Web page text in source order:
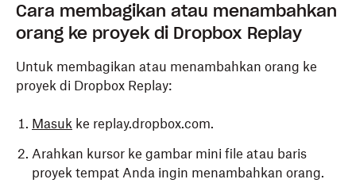
Cara membagikan atau menambahkan
orang ke proyek di Dropbox Replay
Untuk membagikan atau menambahkan orang ke
proyek di Dropbox Replay:
Masuk ke replay.dropbox.com.
Arahkan kursor ke gambar mini file atau baris
proyek tempat Anda ingin menambahkan orang.